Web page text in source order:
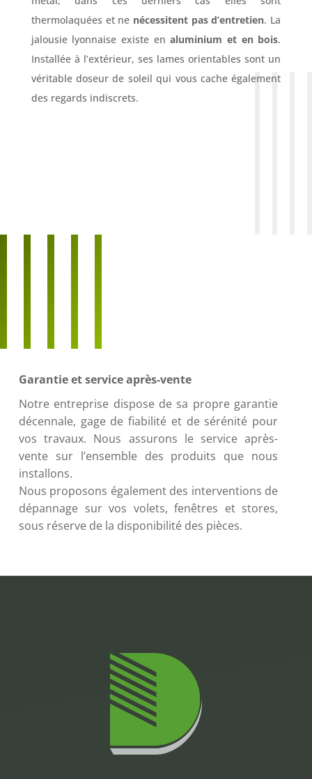
thermolaquées et ne nécessitent pas d’entretien. La
jalousie lyonnaise existe en aluminium et en bois.
Installée à l’extérieur, ses lames orientables sont un
véritable doseur de soleil qui vous cache également
des regards indiscrets.
Garantie et service après-vente
Notre entreprise dispose de sa propre garantie
décennale, gage de fiabilité et de sérénité pour
vos travaux. Nous assurons le service après-
vente sur l’ensemble des produits que nous
installons.
Nous proposons également des interventions de
dépannage sur vos volets, fenêtres et stores,
sous réserve de la disponibilité des pièces.